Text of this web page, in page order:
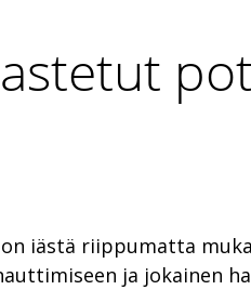
iästä riippumatta
ja jokainen